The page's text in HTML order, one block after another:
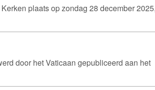
plaats op zondag 28 december
door het Vaticaan gepubliceerd aan het